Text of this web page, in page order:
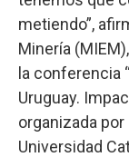
metiendo”,
Minería (MIEM),
la conferencia
Uruguay.
organizada
Universidad